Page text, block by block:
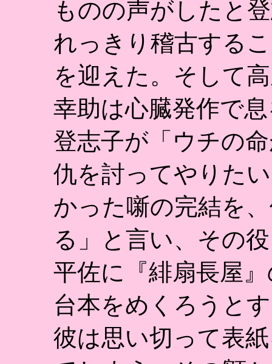
ものの声がしたと
れっきり稽古する
を迎えた。そして
幸助は心臓発作で
登志子が「ウチの
仇を討ってやりた
かった噺の完結を
る」と言い、その
平佐に『緋扇長屋
台本をめくろうと
彼は思い切って表